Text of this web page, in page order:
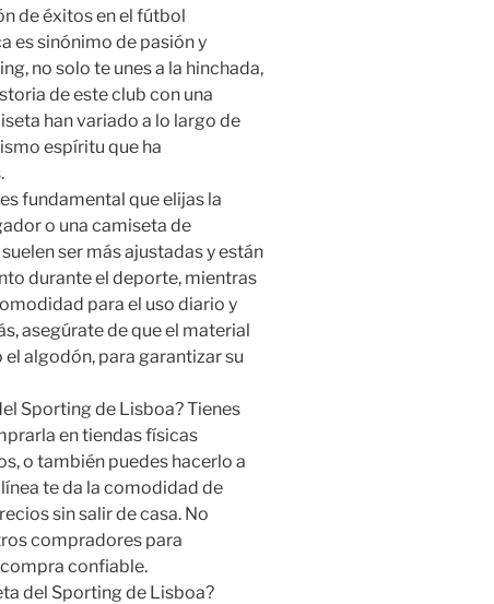
de éxitos en el fútbol
es sinónimo de pasión y
no solo te unes a la hinchada,
de este club con una
han variado a lo largo de
espíritu que ha
fundamental que elijas la
o una camiseta de
ser más ajustadas y están
durante el deporte, mientras
para el uso diario y
asegúrate de que el material
algodón, para garantizar su
Sporting de Lisboa? Tienes
en tiendas físicas
o también puedes hacerlo a
te da la comodidad de
sin salir de casa. No
compradores para
confiable.
del Sporting de Lisboa?